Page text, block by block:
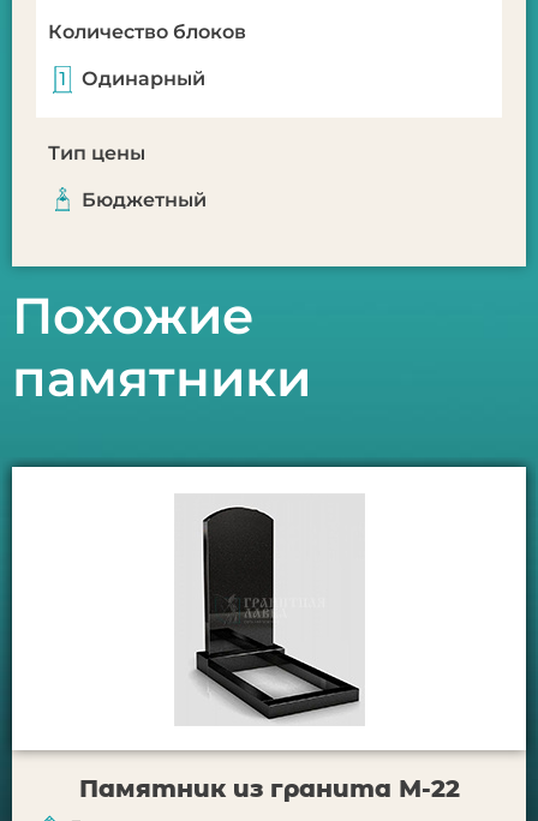
Количество блоков
Одинарный
Тип цены
Бюджетный
Похожие
памятники
Памятник из гранита М-22